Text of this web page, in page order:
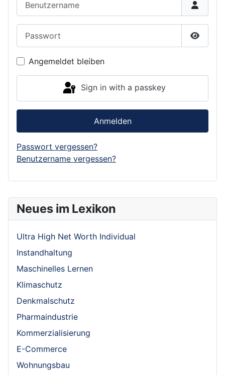
Neues im Lexikon
Ultra High Net Worth Individual
Instandhaltung
Maschinelles Lernen
Klimaschutz
Denkmalschutz
Pharmaindustrie
Kommerzialisierung
E-Commerce
Wohnungsbau
Show
Angemeldet bleiben
Sign in with a passkey
Anmelden
Passwort vergessen?
Benutzername vergessen?